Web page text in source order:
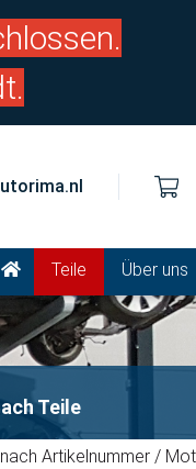
Teile Über uns
Teile